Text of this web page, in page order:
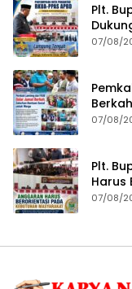
Plt.
RKUA-
07/08/
Warga
07/08/
Plt.
Harus
07/08/